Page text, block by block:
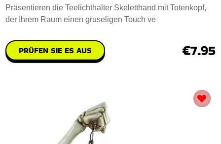
Präsentieren die Teelichthalter Skeletthand mit Totenkopf,
der Ihrem Raum einen gruseligen Touch ve
PRÜFEN SIE ES AUS €7.95